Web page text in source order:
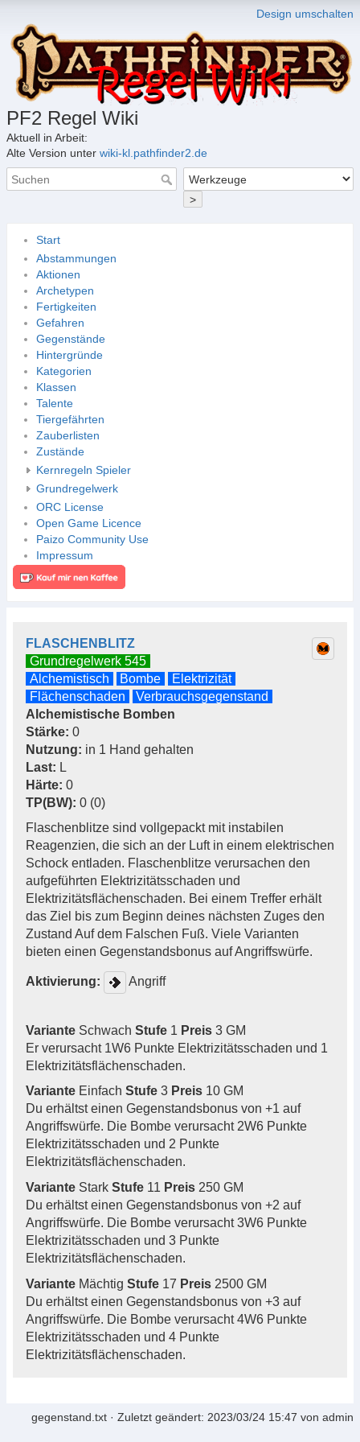
Design umschalten
PF2 Regel Wiki
Aktuell in Arbeit:
Alte Version unter wiki-kl.pathfinder2.de
>
Start
Abstammungen
Aktionen
Archetypen
Fertigkeiten
Gefahren
Gegenstände
Hintergründe
Kategorien
Klassen
Talente
Tiergefährten
Zauberlisten
Zustände
Kernregeln Spieler
Grundregelwerk
ORC License
Open Game Licence
Paizo Community Use
Impressum
FLASCHENBLITZ
Grundregelwerk 545
Alchemistisch
Bombe
Elektrizität
Flächenschaden
Verbrauchsgegenstand
Alchemistische Bomben
Stärke: 0
Nutzung: in 1 Hand gehalten
Last: L
Härte: 0
TP(BW): 0 (0)
Flaschenblitze sind vollgepackt mit instabilen
Reagenzien, die sich an der Luft in einem elektrischen
Schock entladen. Flaschenblitze verursachen den
aufgeführten Elektrizitätsschaden und
Elektrizitätsflächenschaden. Bei einem Treffer erhält
das Ziel bis zum Beginn deines nächsten Zuges den
Zustand Auf dem Falschen Fuß. Viele Varianten
bieten einen Gegenstandsbonus auf Angriffswürfe.
Aktivierung: Angriff
Variante Schwach Stufe 1 Preis 3 GM
Er verursacht 1W6 Punkte Elektrizitätsschaden und 1
Elektrizitätsflächenschaden.
Variante Einfach Stufe 3 Preis 10 GM
Du erhältst einen Gegenstandsbonus von +1 auf
Angriffswürfe. Die Bombe verursacht 2W6 Punkte
Elektrizitätsschaden und 2 Punkte
Elektrizitätsflächenschaden.
Variante Stark Stufe 11 Preis 250 GM
Du erhältst einen Gegenstandsbonus von +2 auf
Angriffswürfe. Die Bombe verursacht 3W6 Punkte
Elektrizitätsschaden und 3 Punkte
Elektrizitätsflächenschaden.
Variante Mächtig Stufe 17 Preis 2500 GM
Du erhältst einen Gegenstandsbonus von +3 auf
Angriffswürfe. Die Bombe verursacht 4W6 Punkte
Elektrizitätsschaden und 4 Punkte
Elektrizitätsflächenschaden.
gegenstand.txt · Zuletzt geändert: 2023/03/24 15:47 von admin